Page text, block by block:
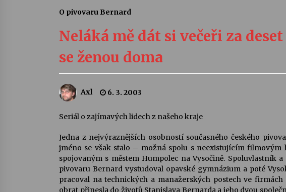
Camerata a Sukuba Ensemble
4. 8. 2026
Quijotova šedesátka: 28. 7.–1. 8.
28. 7. 2026
Letní koncerty ve Stromovce: Rufus
22. 7. 2026
Za kulturou kousek za Humpolec. V
Želivě ožije odkaz Josefa Čapka
13. 7. 2026
O pivovaru Bernard
Neláká mě dát si večeři za
se ženou doma
Axl 6. 3. 2003
Seriál o zajímavých lidech z našeho kraje
Jedna z nejvýraznějších osobností současného českého
jméno se však stalo – možná spolu s neexistujícím
spojovaným s městem Humpolec na Vysočině. Spoluvlastník
pivovaru Bernard vystudoval opavské gymnázium a poté
pracoval na technických a manažerských postech ve
obrat přinesla do životů Stanislava Bernarda a jeho dvou